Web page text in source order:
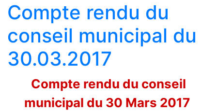
Compte rendu du
conseil municipal du
30.03.2017
Compte rendu du conseil
municipal du 30 Mars 2017